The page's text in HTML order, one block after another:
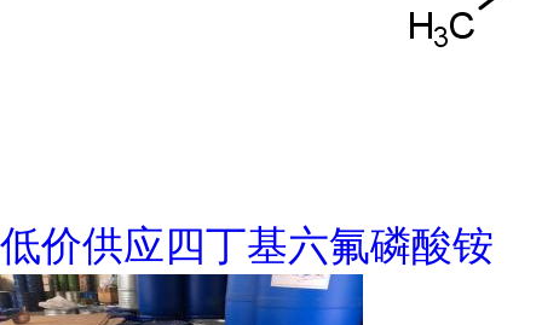
低价供应四丁基六氟磷酸铵